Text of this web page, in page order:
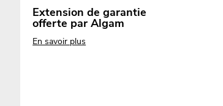
Extension de garantie
offerte par Algam
En savoir plus